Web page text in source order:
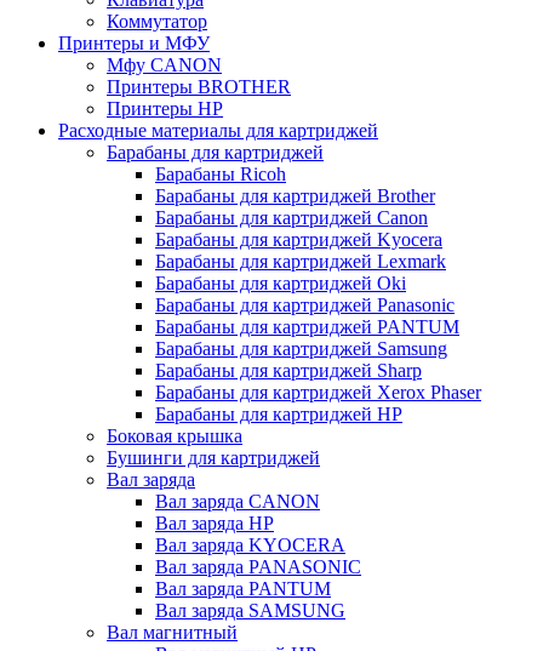
Коммутатор
Принтеры и МФУ
Мфу CANON
Принтеры BROTHER
Принтеры HP
Расходные материалы для картриджей
Барабаны для картриджей
Барабаны Ricoh
Барабаны для картриджей Brother
Барабаны для картриджей Canon
Барабаны для картриджей Kyocera
Барабаны для картриджей Lexmark
Барабаны для картриджей Oki
Барабаны для картриджей Panasonic
Барабаны для картриджей PANTUM
Барабаны для картриджей Samsung
Барабаны для картриджей Sharp
Барабаны для картриджей Xerox Phaser
Барабаны для картриджей НР
Боковая крышка
Бушинги для картриджей
Вал заряда
Вал заряда CANON
Вал заряда HP
Вал заряда KYOCERA
Вал заряда PANASONIC
Вал заряда PANTUM
Вал заряда SAMSUNG
Вал магнитный